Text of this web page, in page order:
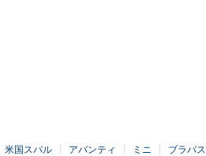
米国スバル アバンティ ミニ ブラバス